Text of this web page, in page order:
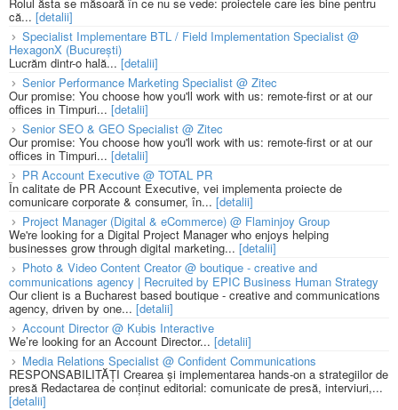
că... [detalii]
Specialist Implementare BTL / Field Implementation Specialist @
HexagonX (București)
Lucrăm dintr-o hală...[detalii]
Senior Performance Marketing Specialist @ Zitec
Our promise: You choose how you'll work with us: remote-first or at our
offices in Timpuri... [detalii]
Senior SEO & GEO Specialist @ Zitec
Our promise: You choose how you'll work with us: remote-first or at our
offices in Timpuri... [detalii]
PR Account Executive @ TOTAL PR
În calitate de PR Account Executive, vei implementa proiecte de
comunicare corporate & consumer, în... [detalii]
Project Manager (Digital & eCommerce) @ Flaminjoy Group
We're looking for a Digital Project Manager who enjoys helping
businesses grow through digital marketing... [detalii]
Photo & Video Content Creator @ boutique - creative and
communications agency | Recruited by EPIC Business Human Strategy
Our client is a Bucharest based boutique - creative and communications
agency, driven by one... [detalii]
Account Director @ Kubis Interactive
We’re looking for an Account Director... [detalii]
Media Relations Specialist @ Confident Communications
RESPONSABILITĂȚI Crearea și implementarea hands-on a strategiilor de
presă Redactarea de conținut editorial: comunicate de presă, interviuri,...
[detalii]